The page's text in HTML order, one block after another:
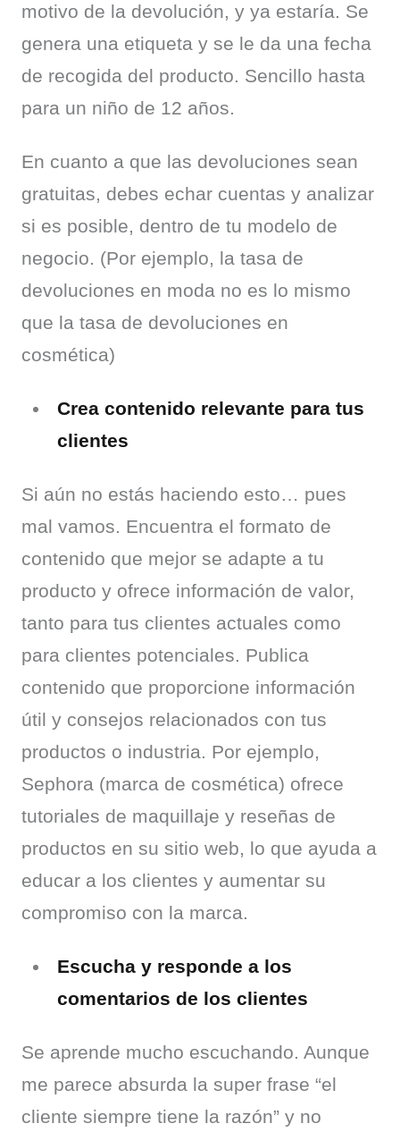
motivo de la devolución, y ya estaría. Se
genera una etiqueta y se le da una fecha
de recogida del producto. Sencillo hasta
para un niño de 12 años.
En cuanto a que las devoluciones sean
gratuitas, debes echar cuentas y analizar
si es posible, dentro de tu modelo de
negocio. (Por ejemplo, la tasa de
devoluciones en moda no es lo mismo
que la tasa de devoluciones en
cosmética)
Crea contenido relevante para tus
clientes
Si aún no estás haciendo esto… pues
mal vamos. Encuentra el formato de
contenido que mejor se adapte a tu
producto y ofrece información de valor,
tanto para tus clientes actuales como
para clientes potenciales. Publica
contenido que proporcione información
útil y consejos relacionados con tus
productos o industria. Por ejemplo,
Sephora (marca de cosmética) ofrece
tutoriales de maquillaje y reseñas de
productos en su sitio web, lo que ayuda a
educar a los clientes y aumentar su
compromiso con la marca.
Escucha y responde a los
comentarios de los clientes
Se aprende mucho escuchando. Aunque
me parece absurda la super frase “el
cliente siempre tiene la razón” y no